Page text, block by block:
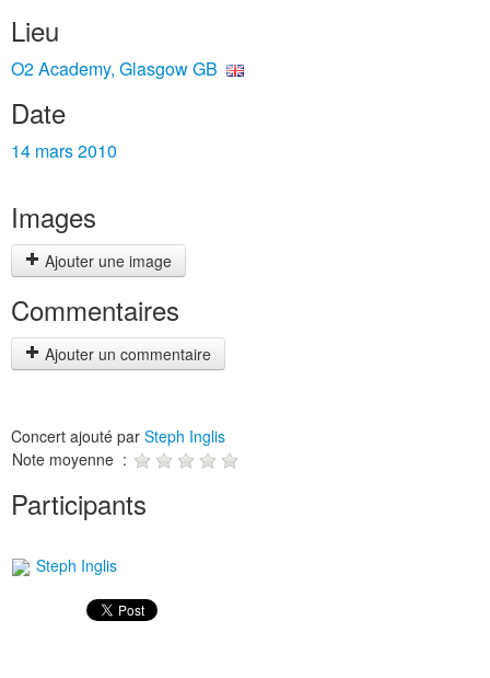
Lieu
O2 Academy, Glasgow GB
Date
14 mars 2010
Images
Ajouter une image
Commentaires
Ajouter un commentaire
Concert ajouté par Steph Inglis
Note moyenne :
Participants
Steph Inglis